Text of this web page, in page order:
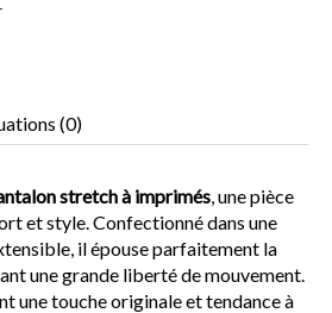
(0)
stretch à imprimés , une pièce
et style. Confectionné dans une
il épouse parfaitement la
une grande liberté de mouvement.
une touche originale et tendance à